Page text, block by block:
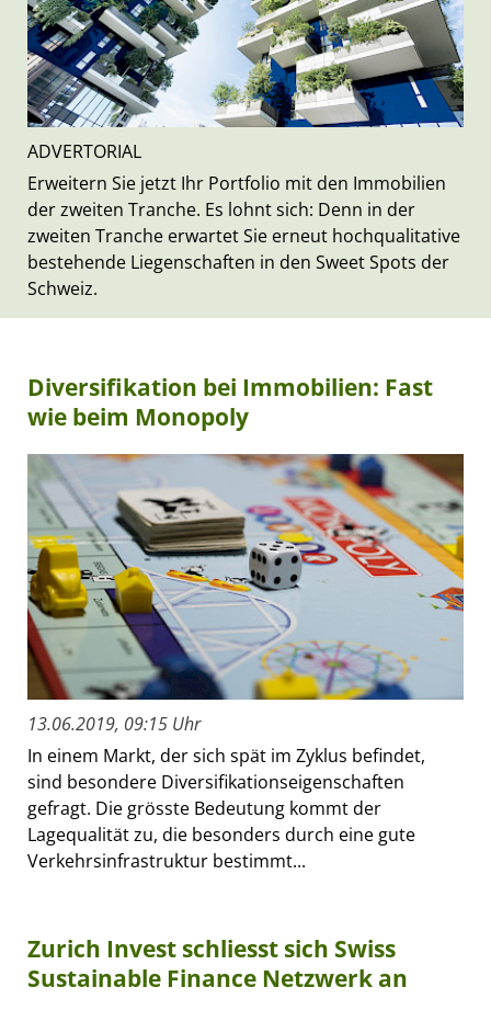
ADVERTORIAL
Erweitern Sie jetzt Ihr Portfolio mit den Immobilien
der zweiten Tranche. Es lohnt sich: Denn in der
zweiten Tranche erwartet Sie erneut hochqualitative
bestehende Liegenschaften in den Sweet Spots der
Schweiz.
Diversifikation bei Immobilien: Fast
wie beim Monopoly
13.06.2019, 09:15 Uhr
In einem Markt, der sich spät im Zyklus befindet,
sind besondere Diversifikationseigenschaften
gefragt. Die grösste Bedeutung kommt der
Lagequalität zu, die besonders durch eine gute
Verkehrsinfrastruktur bestimmt...
Zurich Invest schliesst sich Swiss
Sustainable Finance Netzwerk an